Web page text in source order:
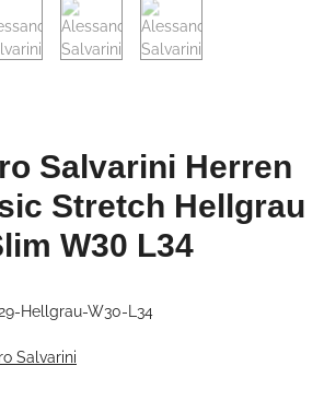
Salvarini Herren
Stretch Hellgrau
W30 L34
Hellgrau-W30-L34
Salvarini